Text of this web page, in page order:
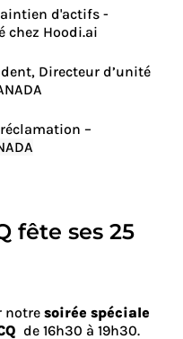
d'actifs -
chez Hoodi.ai
Directeur d’unité
–
fête ses 25
notre soirée spéciale
de 16h30 à 19h30.